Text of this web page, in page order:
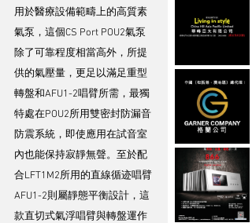
用於醫療設備範疇上的高質素
氣泵，這個CS Port POU2氣泵
除了可靠程度相當高外，所提
供的氣壓量，更足以滿足重型
轉盤和AFU1-2唱臂所需，最獨
特處在POU2所用雙密封防漏音
防震系統，即使應用在試音室
內也能保持寂靜無聲。至於配
合LFT1M2所用的直線循迹唱臂
AFU1-2則屬靜態平衡設計，這
款直切式氣浮唱臂與轉盤運作